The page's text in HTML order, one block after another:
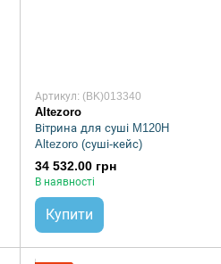
Артикул: (BK)013340
Altezoro
Вітрина для суші M120H
Altezoro (суші-кейс)
34 532.00 грн
В наявності
Купити